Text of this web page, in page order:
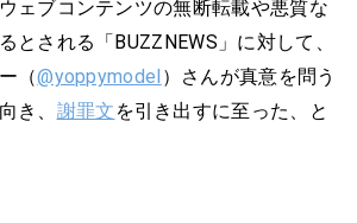
ェブコンテンツの無断転載や悪質な
とされる「BUZZNEWS」に対して、
（@yoppymodel ）さんが真意を問う
き、 謝罪文 を引き出すに至った、と